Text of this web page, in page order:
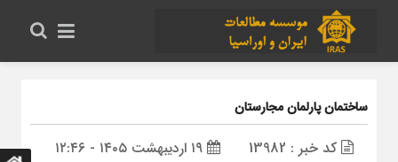
ساختمان پارلمان مجارستان
کد خبر : 13982